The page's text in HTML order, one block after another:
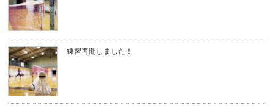
練習再開しました！